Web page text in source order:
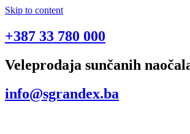
Skip to content
+387 33 780 000
Veleprodaja sunčanih
info@sgrandex.ba